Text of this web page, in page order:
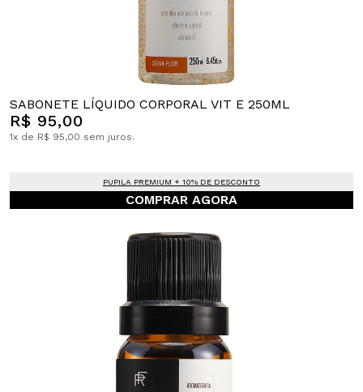
SABONETE LÍQUIDO CORPORAL VIT E 250ML
R$ 95,00
1x de R$ 95,00 sem juros.
PUPILA PREMIUM + 10% DE DESCONTO
COMPRAR AGORA